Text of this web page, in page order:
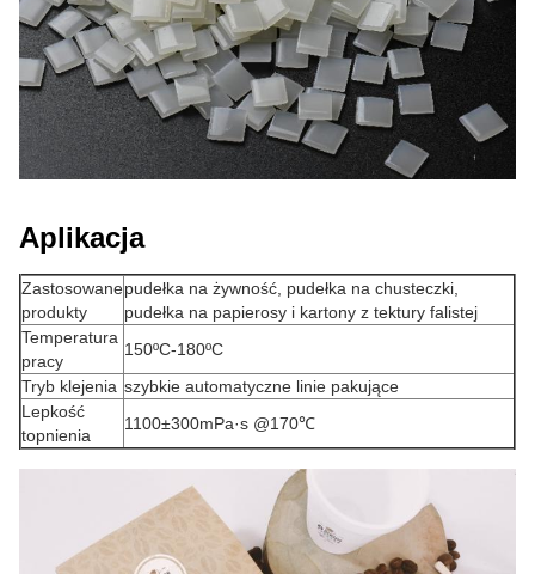
Aplikacja
Zastosowane
produkty
pudełka na żywność, pudełka na chusteczki,
pudełka na papierosy i kartony z tektury falistej
Temperatura
pracy
150ºC-180ºC
Tryb klejenia szybkie automatyczne linie pakujące
Lepkość
topnienia
1100±300mPa·s @170℃